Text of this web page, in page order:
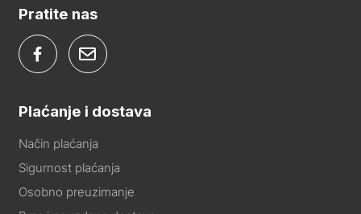
Pratite nas
Plaćanje i dostava
Način plaćanja
Sigurnost plaćanja
Osobno preuzimanje